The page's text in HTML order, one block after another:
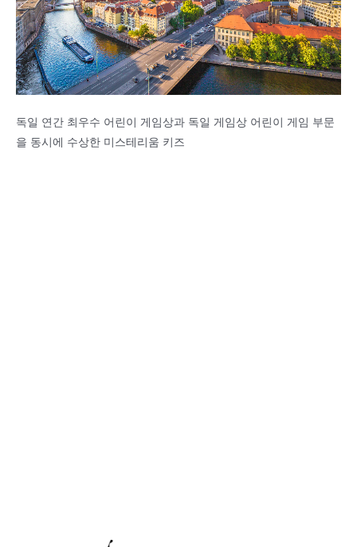
독일 연간 최우수 어린이 게임상과 독일 게임상 어린이 게임 부문
을 동시에 수상한 미스테리움 키즈